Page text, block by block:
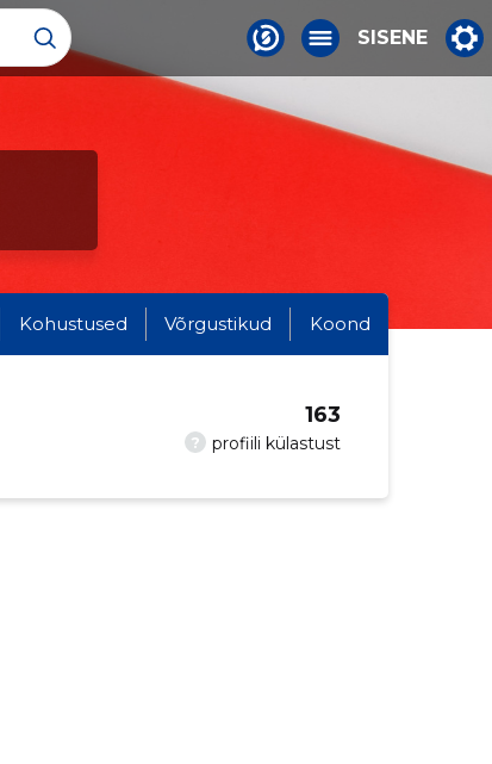
SISENE
Kohustused Võrgustikud Koond
? profiili külastust
163